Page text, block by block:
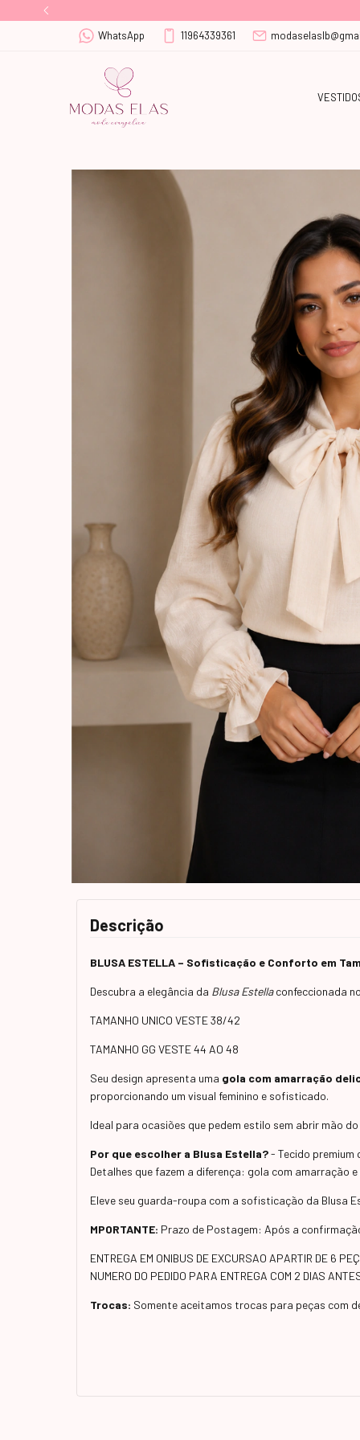
WhatsApp 11964339361
Descrição
BLUSA ESTELLA – Sofisticação e Conforto em
Descubra a elegância da Blusa Estellaconfeccionada
TAMANHO UNICO VESTE 38/42
TAMANHO GG VESTE 44 AO 48
Seu design apresenta uma gola com amarração
proporcionando um visual feminino e sofisticado.
Ideal para ocasiões que pedem estilo sem abrir mão
Por que escolher a Blusa Estella?- Tecido premium
Detalhes que fazem a diferença: gola com amarração
Eleve seu guarda-roupa com a sofisticação da Blusa
MPORTANTE: Prazo de Postagem: Após a
ENTREGA EM ONIBUS DE EXCURSAO APARTIR DE 6
NUMERO DO PEDIDO PARA ENTREGA COM 2 DIAS
Trocas: Somente aceitamos trocas para peças com